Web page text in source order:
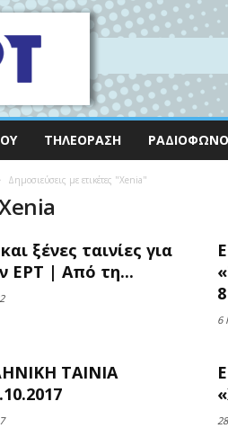
ΤΗΛΕΌΡΑΣΗ ΡΑΔΙΌΦΩΝΟ
Δημοσιεύσεις με ετικέτες "Xenia"
ξένες ταινίες για
ΕΡΤ | Από τη...
6
ΤΑΙΝΙΑ